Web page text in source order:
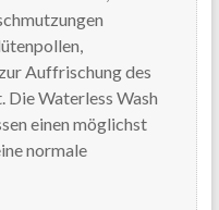
Auffrischung des
Die Waterless Wash
einen möglichst
normale